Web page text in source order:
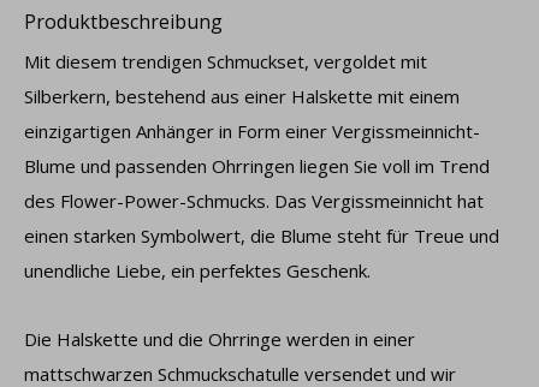
Produktbeschreibung
Mit diesem trendigen Schmuckset, vergoldet mit
Silberkern, bestehend aus einer Halskette mit einem
einzigartigen Anhänger in Form einer Vergissmeinnicht-
Blume und passenden Ohrringen liegen Sie voll im Trend
des Flower-Power-Schmucks. Das Vergissmeinnicht hat
einen starken Symbolwert, die Blume steht für Treue und
unendliche Liebe, ein perfektes Geschenk.
Die Halskette und die Ohrringe werden in einer
mattschwarzen Schmuckschatulle versendet und wir